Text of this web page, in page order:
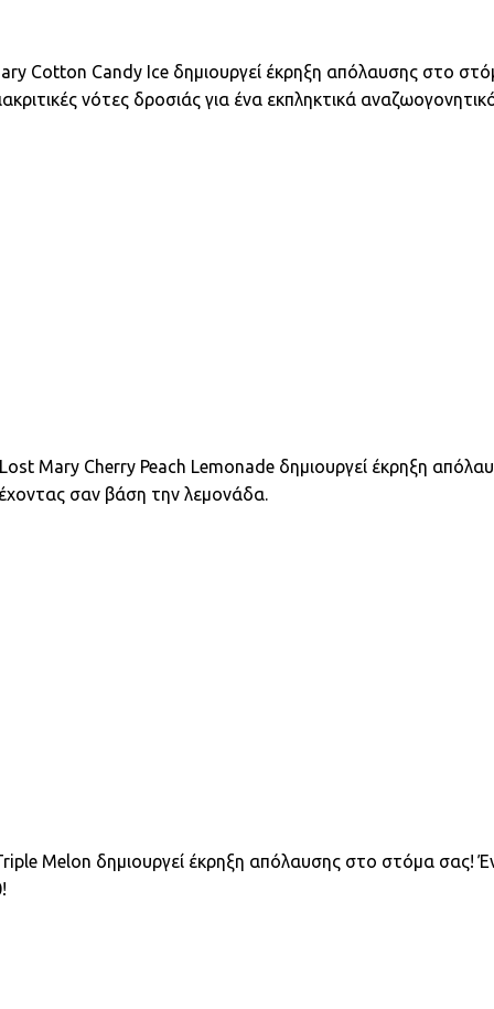
Cotton Candy Ice δημιουργεί έκρηξη απόλαυσης στο
νότες δροσιάς για ένα εκπληκτικά
Mary Cherry Peach Lemonade δημιουργεί έκρηξη
σαν βάση την λεμονάδα.
Melon δημιουργεί έκρηξη απόλαυσης στο στόμα σας!